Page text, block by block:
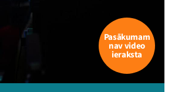
Pasākumam
nav video
ieraksta